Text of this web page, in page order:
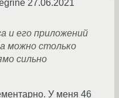
27.06.2021
и его приложений
можно столько
сильно
У меня 46